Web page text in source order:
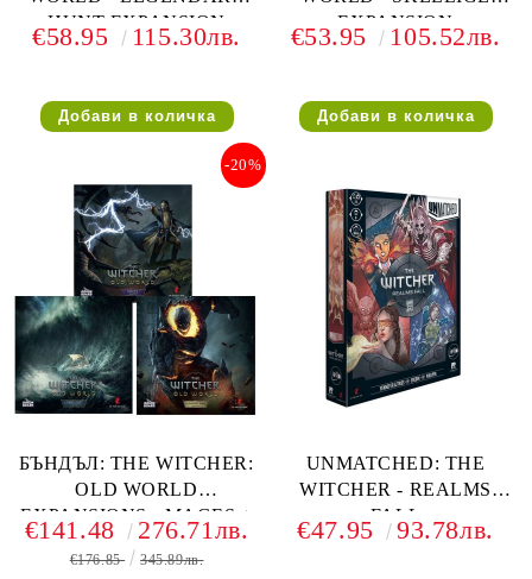
HUNT EXPANSION
€58.95 115.30лв.
EXPANSION
€53.95 105.52лв.
БЪНДЪЛ: THE WITCHER:
OLD WORLD
EXPANSIONS - MAGES +
SKELLIGE +
LEGENDARY HUNT
-20%
€141.48 276.71лв.
€176.85 345.89лв.
UNMATCHED: THE
WITCHER - REALMS
FALL
€47.95 93.78лв.